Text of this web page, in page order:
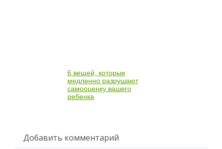
6 вещей, которые
медленно разрушают
самооценку вашего
ребенка
Добавить комментарий